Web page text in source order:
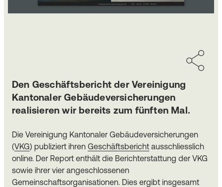
Den Geschäftsbericht der Vereinigung
Kantonaler Gebäudeversicherungen
realisieren wir bereits zum fünften Mal.
Die Vereinigung Kantonaler Gebäudeversicherungen
(VKG) publiziert ihren Geschäftsbericht ausschliesslich
online. Der Report enthält die Berichterstattung der VKG
sowie ihrer vier angeschlossenen
Gemeinschaftsorganisationen. Dies ergibt insgesamt